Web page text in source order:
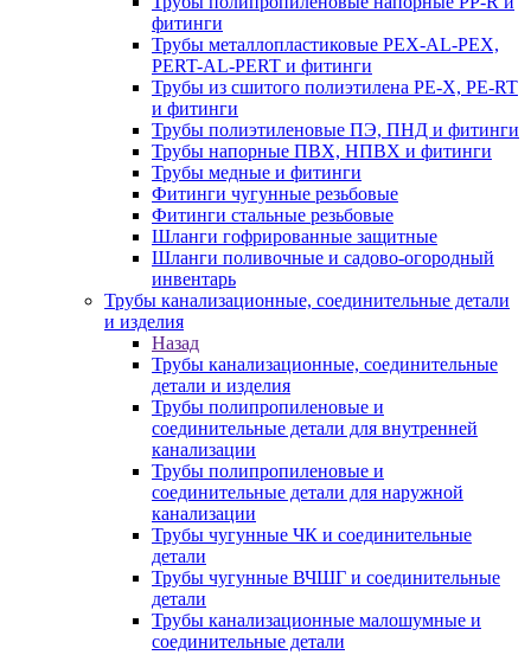
фитинги
Трубы металлопластиковые PEX-AL-PEX,
PERT-AL-PERT и фитинги
Трубы из сшитого полиэтилена PE-X, PE-RT
и фитинги
Трубы полиэтиленовые ПЭ, ПНД и фитинги
Трубы напорные ПВХ, НПВХ и фитинги
Трубы медные и фитинги
Фитинги чугунные резьбовые
Фитинги стальные резьбовые
Шланги гофрированные защитные
Шланги поливочные и садово-огородный
инвентарь
Трубы канализационные, соединительные детали
и изделия
Назад
Трубы канализационные, соединительные
детали и изделия
Трубы полипропиленовые и
соединительные детали для внутренней
канализации
Трубы полипропиленовые и
соединительные детали для наружной
канализации
Трубы чугунные ЧК и соединительные
детали
Трубы чугунные ВЧШГ и соединительные
детали
Трубы канализационные малошумные и
соединительные детали